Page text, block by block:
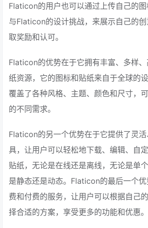
Flaticon的用户也可以通过上传自己的
与Flaticon的设计挑战，来展示自己的
取奖励和认可。
Flaticon的优势在于它拥有丰富、多样
纸资源，它的图标和贴纸来自于全球的
覆盖了各种风格、主题、颜色和尺寸，
的不同需求。
Flaticon的另一个优势在于它提供了灵
具，让用户可以轻松地下载、编辑、自
贴纸，无论是在线还是离线，无论是单
是静态还是动态。Flaticon的最后一个
费和付费的服务，让用户可以根据自己
择合适的方案，享受更多的功能和优惠。